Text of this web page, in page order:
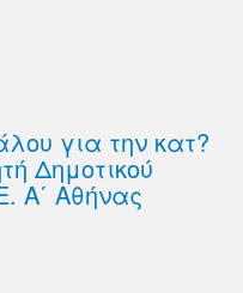
για την κατ?
Δημοτικού
Α΄ Αθήνας